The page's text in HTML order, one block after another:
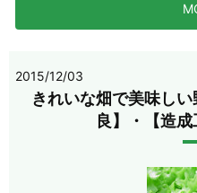
2015/12/03
きれいな畑で美味し
良】・【造